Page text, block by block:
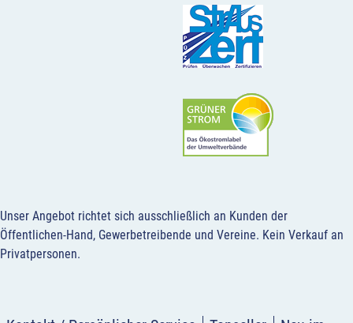
Unser Angebot richtet sich ausschließlich an Kunden der
Öffentlichen-Hand, Gewerbetreibende und Vereine. Kein Verkauf an
Privatpersonen.